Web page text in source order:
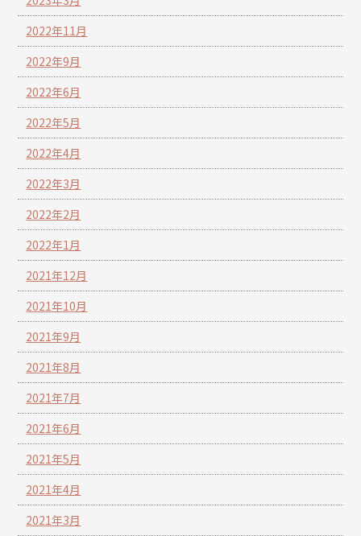
2022年11月
2022年9月
2022年6月
2022年5月
2022年4月
2022年3月
2022年2月
2022年1月
2021年12月
2021年10月
2021年9月
2021年8月
2021年7月
2021年6月
2021年5月
2021年4月
2021年3月